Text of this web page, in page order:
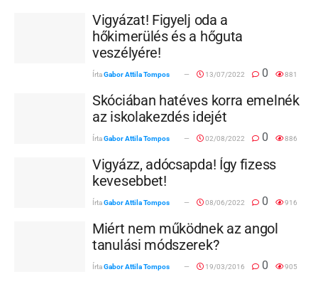
Vigyázat! Figyelj oda a
hőkimerülés és a hőguta
veszélyére!
ÍrtaGabor Attila Tompos 13/07/2022 0 881
Skóciában hatéves korra emelnék
az iskolakezdés idejét
ÍrtaGabor Attila Tompos 02/08/2022 0 886
Vigyázz, adócsapda! Így fizess
kevesebbet!
ÍrtaGabor Attila Tompos 08/06/2022 0 916
Miért nem működnek az angol
tanulási módszerek?
ÍrtaGabor Attila Tompos 19/03/2016 0 905